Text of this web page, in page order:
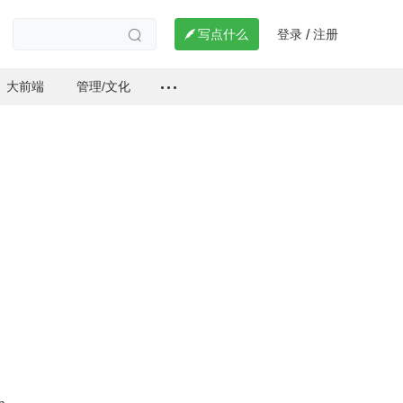
  写点什么 登录 / 注册
大前端 管理/文化